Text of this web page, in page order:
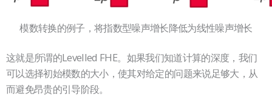
模数转换的例子，将指数型噪声增长降低为线性噪声增长
这就是所谓的Levelled FHE。如果我们知道计算的深度，我们
可以选择初始模数的大小，使其对给定的问题来说足够大，从
而避免昂贵的引导阶段。